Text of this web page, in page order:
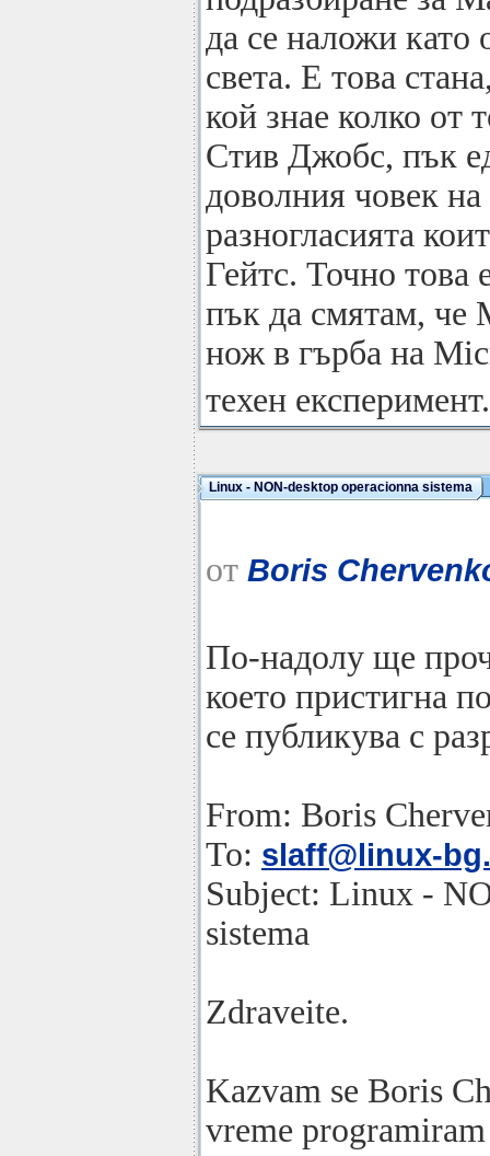
да се наложи като
света. Е това
кой знае колко от
Стив Джобс, пък
доволния човек
разногласията
Гейтс. Точно това
пък да смятам, че
нож в гърба на
техен
Linux - NON-desktop operacionna sistema
от Boris
По-надолу ще
което пристигна
се публикува с
From: Boris
To: slaff@linux-
Subject: Linux -
sistema
Zdraveite.
Kazvam se Boris
vreme